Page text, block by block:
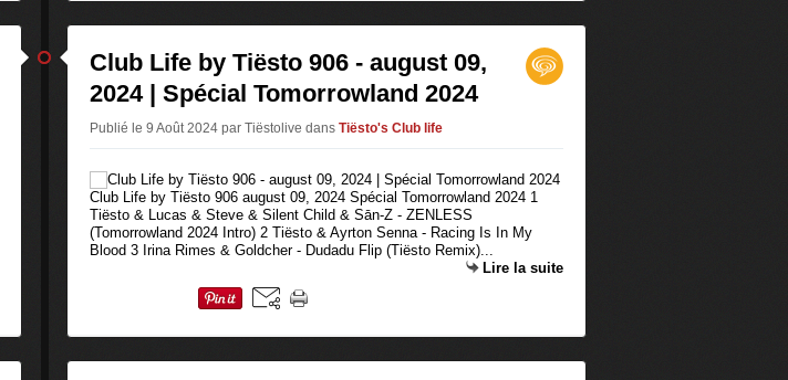
Club Life by Tiësto 906 - august 09,
2024 | Spécial Tomorrowland 2024
Publié le 9 Août 2024 par Tiëstolive dans Tiësto's Club life
Club Life by Tiësto 906 august 09, 2024 Spécial Tomorrowland 2024 1
Tiësto & Lucas & Steve & Silent Child & Sān-Z - ZENLESS
(Tomorrowland 2024 Intro) 2 Tiësto & Ayrton Senna - Racing Is In My
Blood 3 Irina Rimes & Goldcher - Dudadu Flip (Tiësto Remix)...
Lire la suite